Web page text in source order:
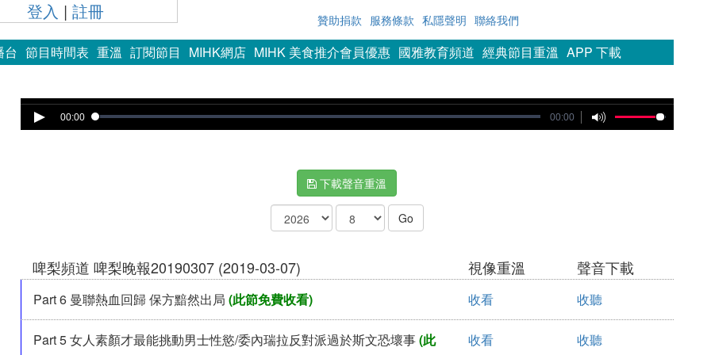
登入 |註冊 贊助捐款 服務條款 私隱聲明 聯絡我們
台 節目時間表 重溫 訂閱節目 MIHK網店 MIHK 美食推介會員優惠 國雅教育頻道 經典節目重溫 APP 下載
Error loading media: File could not be played
00:00 00:00
下載聲音重溫
啤梨頻道 啤梨晚報20190307 (2019-03-07) 視像重溫 聲音下載
Part 6 曼聯熱血回歸 保方黯然出局 (此節免費收看) 收看 收聽
Part 5 女人素顏才最能挑動男士性慾/委內瑞拉反對派過於斯文恐壞事(此 收看 收聽